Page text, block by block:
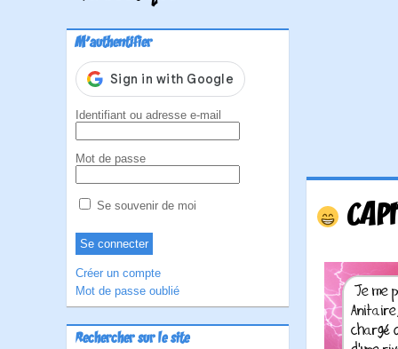
M'authentifier
Identifiant ou adresse e-mail
Mot de passe
Se souvenir de moi
Créer un compte
Mot de passe oublié
Rechercher sur le site